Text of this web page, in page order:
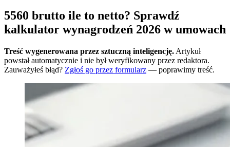
5560 brutto ile to netto? Sprawdź
kalkulator wynagrodzeń 2026 w umowach
Treść wygenerowana przez sztuczną inteligencję. Artykuł
powstał automatycznie i nie był weryfikowany przez redaktora.
Zauważyłeś błąd? Zgłoś go przez formularz — poprawimy treść.